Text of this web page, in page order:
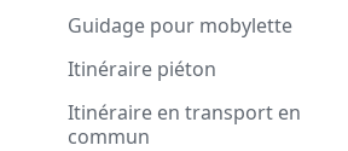
Guidage pour mobylette
Itinéraire piéton
Itinéraire en transport en
commun